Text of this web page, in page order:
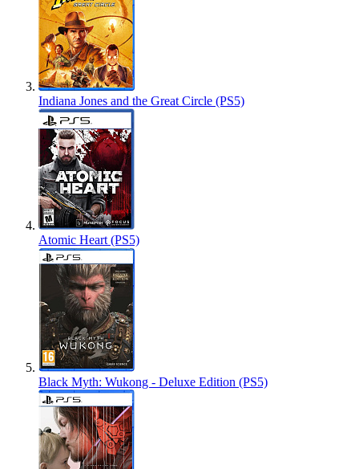
Indiana Jones and the Great Circle (PS5)
Atomic Heart (PS5)
Black Myth: Wukong - Deluxe Edition (PS5)